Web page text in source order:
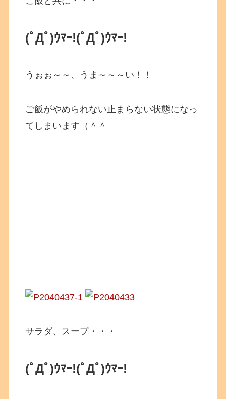
(ﾟДﾟ)ｳﾏｰ!(ﾟДﾟ)ｳﾏｰ!
うぉぉ～～、うま～～～い！！
ご飯がやめられない止まらない状態になっ
てしまいます（＾＾
サラダ、スープ・・・
(ﾟДﾟ)ｳﾏｰ!(ﾟДﾟ)ｳﾏｰ!